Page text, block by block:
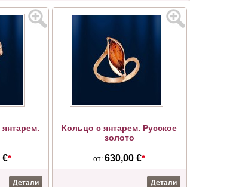
€*
Детали
Кольцо с янтарем. Русское
золото
от:630,00 €*
Детали